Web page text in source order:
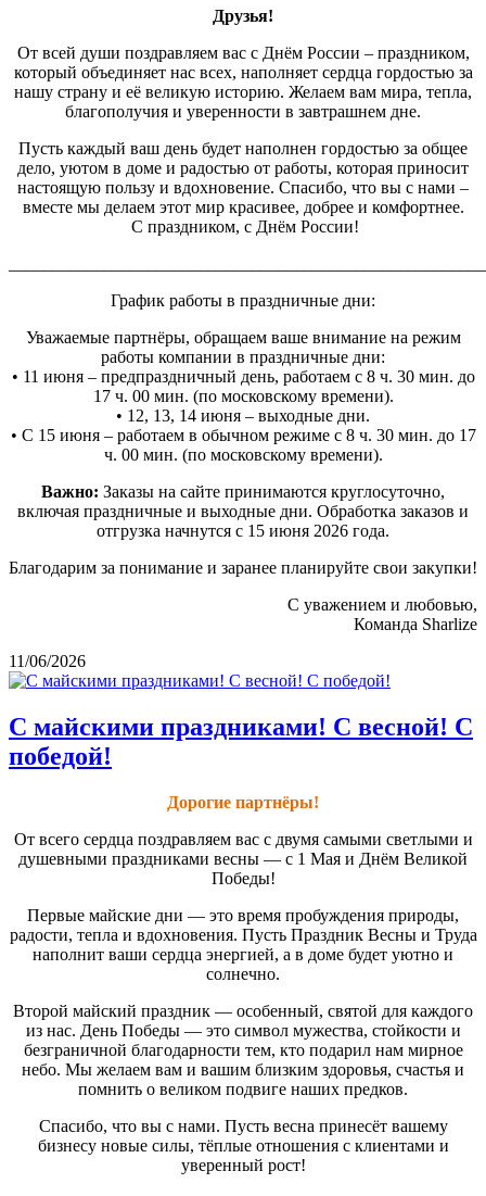
Друзья!
От всей души поздравляем вас с Днём России – праздником,
который объединяет нас всех, наполняет сердца гордостью за
нашу страну и её великую историю. Желаем вам мира, тепла,
благополучия и уверенности в завтрашнем дне.
Пусть каждый ваш день будет наполнен гордостью за общее
дело, уютом в доме и радостью от работы, которая приносит
настоящую пользу и вдохновение. Спасибо, что вы с нами –
вместе мы делаем этот мир красивее, добрее и комфортнее.
С праздником, с Днём России!
График работы в праздничные дни:
Уважаемые партнёры, обращаем ваше внимание на режим
работы компании в праздничные дни:
• 11 июня – предпраздничный день, работаем с 8 ч. 30 мин. до
17 ч. 00 мин. (по московскому времени).
• 12, 13, 14 июня – выходные дни.
• С 15 июня – работаем в обычном режиме с 8 ч. 30 мин. до 17
ч. 00 мин. (по московскому времени).
Важно: Заказы на сайте принимаются круглосуточно,
включая праздничные и выходные дни. Обработка заказов и
отгрузка начнутся с 15 июня 2026 года.
Благодарим за понимание и заранее планируйте свои закупки!
С уважением и любовью,
Команда Sharlize
11/06/2026
С майскими праздниками! С весной! С
победой!
Дорогие партнёры!
От всего сердца поздравляем вас с двумя самыми светлыми и
душевными праздниками весны — с 1 Мая и Днём Великой
Победы!
Первые майские дни — это время пробуждения природы,
радости, тепла и вдохновения. Пусть Праздник Весны и Труда
наполнит ваши сердца энергией, а в доме будет уютно и
солнечно.
Второй майский праздник — особенный, святой для каждого
из нас. День Победы — это символ мужества, стойкости и
безграничной благодарности тем, кто подарил нам мирное
небо. Мы желаем вам и вашим близким здоровья, счастья и
помнить о великом подвиге наших предков.
Спасибо, что вы с нами. Пусть весна принесёт вашему
бизнесу новые силы, тёплые отношения с клиентами и
уверенный рост!